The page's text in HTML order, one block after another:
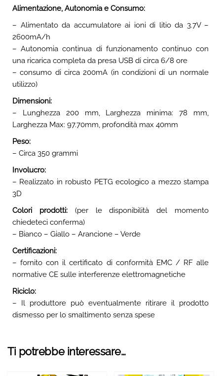
Alimentazione, Autonomia e Consumo:
– Alimentato da accumulatore ai ioni di litio da 3.7V –
2600mA/h
– Autonomia continua di funzionamento continuo con
una ricarica completa da presa USB di circa 6/8 ore
– consumo di circa 200mA (in condizioni di un normale
utilizzo)
Dimensioni:
– Lunghezza 200 mm, Larghezza minima: 78 mm,
Larghezza Max: 97.70mm, profondità max 40mm
Peso:
– Circa 350 grammi
Involucro:
– Realizzato in robusto PETG ecologico a mezzo stampa
3D
Colori prodotti:(per le disponibilità del momento
chiedeteci conferma)
– Bianco – Giallo – Arancione – Verde
Certificazioni:
– fornito con il certificato di conformità EMC / RF alle
normative CE sulle interferenze elettromagnetiche
Riciclo:
– Il produttore può eventualmente ritirare il prodotto
dismesso per lo smaltimento senza spese
Ti potrebbe interessare…